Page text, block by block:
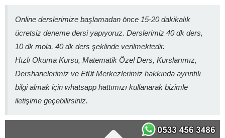
Online derslerimize başlamadan önce 15-20 dakikalık
ücretsiz deneme dersi yapıyoruz. Derslerimiz 40 dk ders,
10 dk mola, 40 dk ders şeklinde verilmektedir.
Hızlı Okuma Kursu, Matematik Özel Ders, Kurslarımız,
Dershanelerimiz ve Etüt Merkezlerimiz hakkında ayrıntılı
bilgi almak için whatsapp hattımızı kullanarak bizimle
iletişime geçebilirsiniz.